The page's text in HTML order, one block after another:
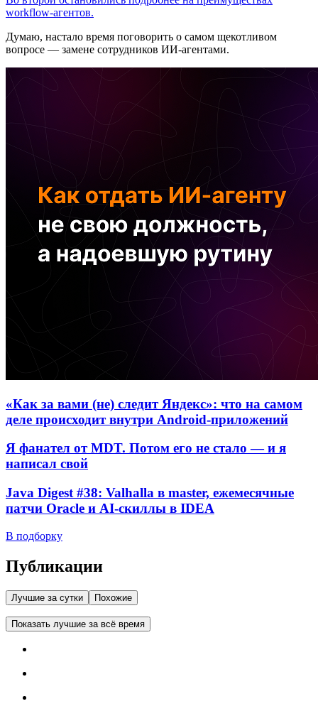
workflow-агентов.
Думаю, настало время поговорить о самом щекотливом
вопросе — замене сотрудников ИИ-агентами.
«Как за вами (не) следит Яндекс»: что на самом
деле происходит внутри Android-приложений
Я фанател от MDT. Потом его не стало — и я
написал свой
Java Digest #38: Valhalla в master, ежемесячные
патчи Oracle и AI-скиллы в IDEA
В подборку
Публикации
Лучшие за сутки Похожие
Показать лучшие за всё время